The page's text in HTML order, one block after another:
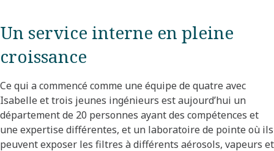
Un service interne en pleine
croissance
Ce qui a commencé comme une équipe de quatre avec
Isabelle et trois jeunes ingénieurs est aujourd’hui un
département de 20 personnes ayant des compétences et
une expertise différentes, et un laboratoire de pointe où ils
peuvent exposer les filtres à différents aérosols, vapeurs et